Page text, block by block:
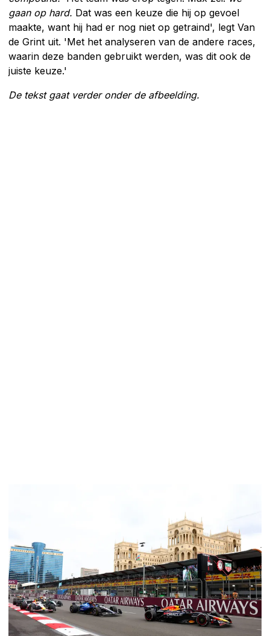
gaan op hard. Dat was een keuze die hij op gevoel
maakte, want hij had er nog niet op getraind', legt Van
de Grint uit. 'Met het analyseren van de andere races,
waarin deze banden gebruikt werden, was dit ook de
juiste keuze.'
De tekst gaat verder onder de afbeelding.